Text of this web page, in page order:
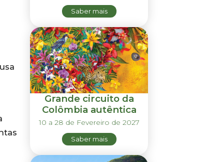
Saber mais
Grande circuito da
Colômbia autêntica
10 a 28 de Fevereiro de 2027
Saber mais